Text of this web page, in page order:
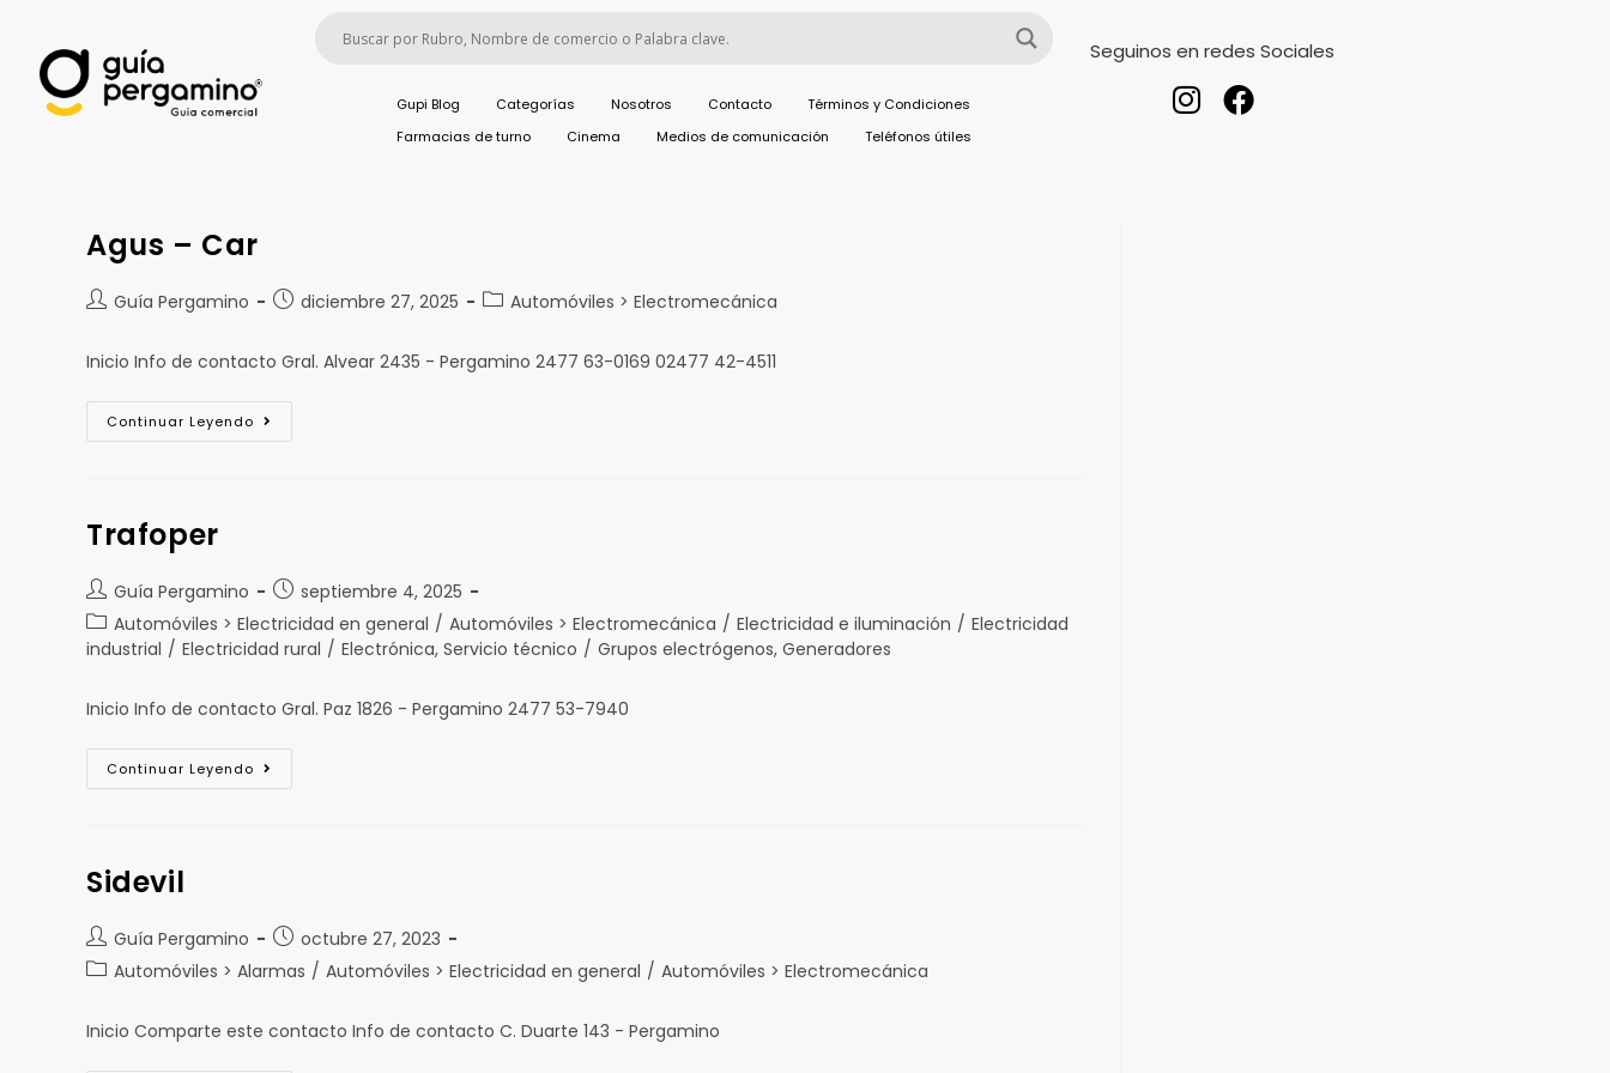
Gupi Blog Categorías Nosotros Contacto
Términos y Condiciones
Farmacias de turno
Cinema Medios de comunicación Teléfonos útiles
Seguinos en redes Sociales
Agus – Car
Guía Pergamino diciembre 27, 2025 Automóviles > Electromecánica
Inicio Info de contacto Gral. Alvear 2435 - Pergamino 2477 63-0169 02477 42-4511
Continuar Leyendo
Trafoper
Guía Pergamino
septiembre 4, 2025
Automóviles > Electricidad en general / Automóviles > Electromecánica / Electricidad e iluminación / Electricidad
industrial / Electricidad rural / Electrónica, Servicio técnico / Grupos electrógenos, Generadores
Inicio Info de contacto Gral. Paz 1826 - Pergamino 2477 53-7940
Continuar Leyendo
Sidevil
Guía Pergamino
octubre 27, 2023
Automóviles > Alarmas / Automóviles > Electricidad en general / Automóviles > Electromecánica
Inicio Comparte este contacto Info de contacto C. Duarte 143 - Pergamino